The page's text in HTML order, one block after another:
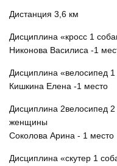
Дистанция 3,6 км
Дисциплина «кросс 1
Никонова Василиса -1
Дисциплина «велосипед
Кишкина Елена -1 место
Дисциплина 2велосипед
женщины
Соколова Арина - 1 место
Дисциплина «скутер 1